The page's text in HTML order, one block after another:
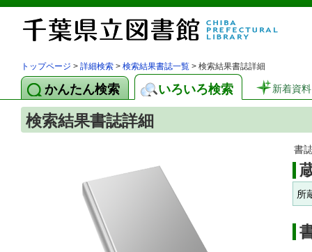
トップページ > 詳細検索 > 検索結果書誌一覧 > 検索結果書誌詳細
かんたん検索 いろいろ検索 新着資料
検索結果書誌詳細
書
所